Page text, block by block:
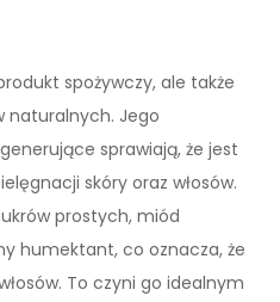
spożywczy, ale także
naturalnych. Jego
sprawiają, że jest
skóry oraz włosów.
prostych, miód
humektant, co oznacza, że
To czyni go idealnym